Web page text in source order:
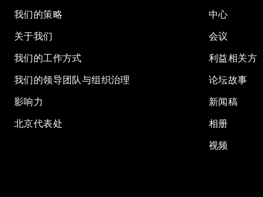
我们的策略
关于我们
我们的工作方式
我们的领导团队与组织治理
影响力
北京代表处
中心
会议
利益相关方
论坛故事
新闻稿
相册
视频